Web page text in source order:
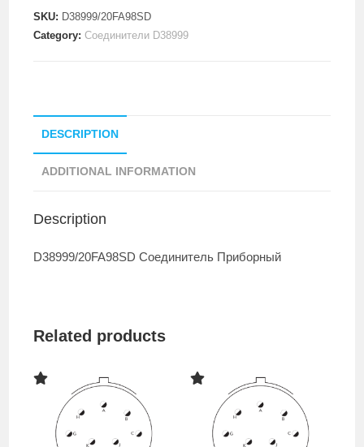
SKU: D38999/20FA98SD
Category:Соединители D38999
DESCRIPTION
ADDITIONAL INFORMATION
Description
D38999/20FA98SD Соединитель Приборный
Related products